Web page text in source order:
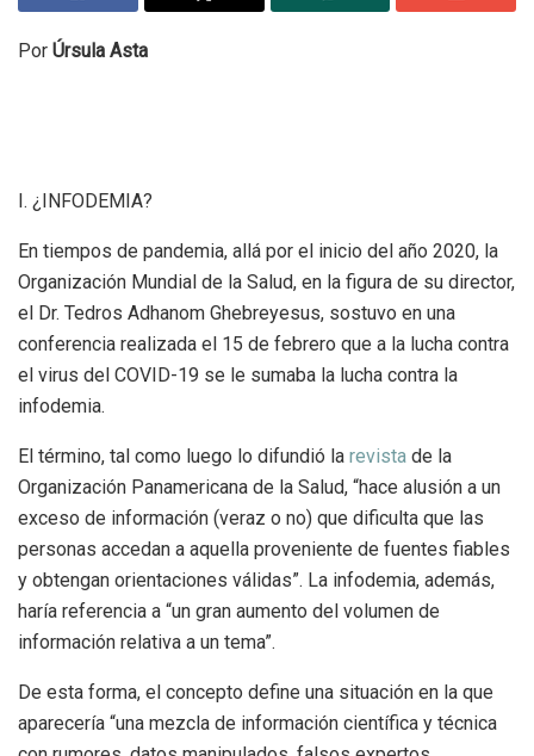
Por Úrsula Asta
I. ¿INFODEMIA?
En tiempos de pandemia, allá por el inicio del año 2020, la
Organización Mundial de la Salud, en la figura de su director,
el Dr. Tedros Adhanom Ghebreyesus, sostuvo en una
conferencia realizada el 15 de febrero que a la lucha contra
el virus del COVID-19 se le sumaba la lucha contra la
infodemia.
El término, tal como luego lo difundió la revista de la
Organización Panamericana de la Salud, “hace alusión a un
exceso de información (veraz o no) que dificulta que las
personas accedan a aquella proveniente de fuentes fiables
y obtengan orientaciones válidas”. La infodemia, además,
haría referencia a “un gran aumento del volumen de
información relativa a un tema”.
De esta forma, el concepto define una situación en la que
aparecería “una mezcla de información científica y técnica